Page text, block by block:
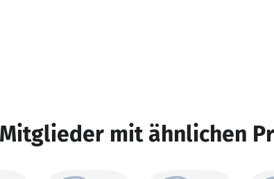
Mitglieder mit ähnlichen